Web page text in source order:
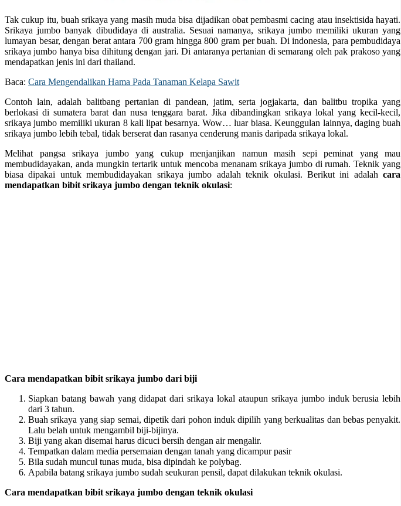
Tak cukup itu, buah srikaya yang masih muda bisa dijadikan obat pembasmi cacing atau insektisida hayati.
Srikaya jumbo banyak dibudidaya di australia. Sesuai namanya, srikaya jumbo memiliki ukuran yang
lumayan besar, dengan berat antara 700 gram hingga 800 gram per buah. Di indonesia, para pembudidaya
srikaya jumbo hanya bisa dihitung dengan jari. Di antaranya pertanian di semarang oleh pak prakoso yang
mendapatkan jenis ini dari thailand.
Baca: Cara Mengendalikan Hama Pada Tanaman Kelapa Sawit
Contoh lain, adalah balitbang pertanian di pandean, jatim, serta jogjakarta, dan balitbu tropika yang
berlokasi di sumatera barat dan nusa tenggara barat. Jika dibandingkan srikaya lokal yang kecil-kecil,
srikaya jumbo memiliki ukuran 8 kali lipat besarnya. Wow… luar biasa. Keunggulan lainnya, daging buah
srikaya jumbo lebih tebal, tidak berserat dan rasanya cenderung manis daripada srikaya lokal.
Melihat pangsa srikaya jumbo yang cukup menjanjikan namun masih sepi peminat yang mau
membudidayakan, anda mungkin tertarik untuk mencoba menanam srikaya jumbo di rumah. Teknik yang
biasa dipakai untuk membudidayakan srikaya jumbo adalah teknik okulasi. Berikut ini adalahcara
mendapatkan bibit srikaya jumbo dengan teknik okulasi:
Cara mendapatkan bibit srikaya jumbo dari biji
Siapkan batang bawah yang didapat dari srikaya lokal ataupun srikaya jumbo induk berusia lebih
dari 3 tahun.
Buah srikaya yang siap semai, dipetik dari pohon induk dipilih yang berkualitas dan bebas penyakit.
Lalu belah untuk mengambil biji-bijinya.
Biji yang akan disemai harus dicuci bersih dengan air mengalir.
Tempatkan dalam media persemaian dengan tanah yang dicampur pasir
Bila sudah muncul tunas muda, bisa dipindah ke polybag.
Apabila batang srikaya jumbo sudah seukuran pensil, dapat dilakukan teknik okulasi.
Cara mendapatkan bibit srikaya jumbo dengan teknik okulasi